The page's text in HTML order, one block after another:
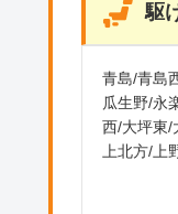
駆
青島/青島
瓜生野/永
西/大坪東/
上北方/
町/江南/